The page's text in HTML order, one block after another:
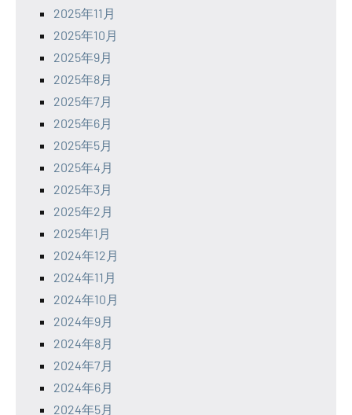
2025年11月
2025年10月
2025年9月
2025年8月
2025年7月
2025年6月
2025年5月
2025年4月
2025年3月
2025年2月
2025年1月
2024年12月
2024年11月
2024年10月
2024年9月
2024年8月
2024年7月
2024年6月
2024年5月